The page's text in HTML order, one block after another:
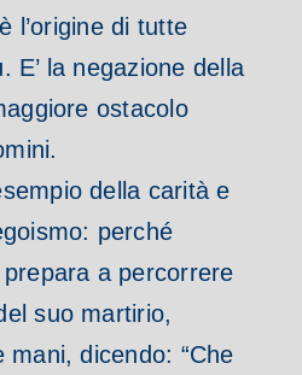
l’origine di tutte
E’ la negazione della
ostacolo
della carità e
perché
a percorrere
suo martirio,
mani, dicendo: “Che